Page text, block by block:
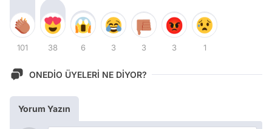
101 38 6 3 3 3 1
ONEDİO ÜYELERİ NE DİYOR?
Yorum Yazın